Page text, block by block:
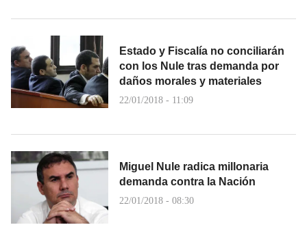
Estado y Fiscalía no conciliarán
con los Nule tras demanda por
daños morales y materiales
22/01/2018 - 11:09
Miguel Nule radica millonaria
demanda contra la Nación
22/01/2018 - 08:30